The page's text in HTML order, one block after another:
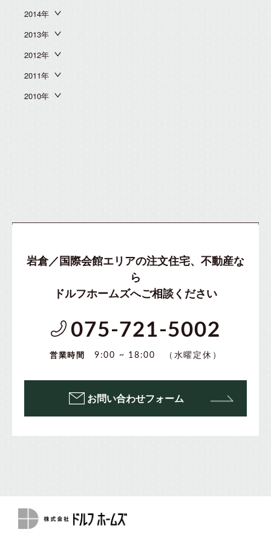
2014年
2013年
2012年
2011年
2010年
岩倉／国際会館エリアの注文住宅、不動産な
ら
ドルフホームズへご相談ください
075-721-5002
営業時間 9:00 ~ 18:00 （水曜定休）
お問い合わせフォーム